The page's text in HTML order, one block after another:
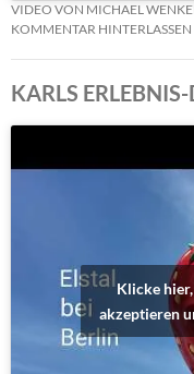
VIDEO VON MICHAEL
KOMMENTAR HINTERLASSEN
KARLS
Klicke
akzeptieren